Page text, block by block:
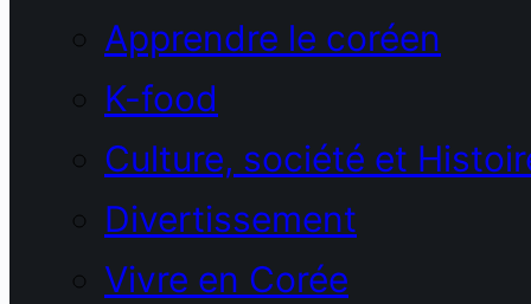
Apprendre le coréen
K-food
Culture, société et
Divertissement
Vivre en Corée